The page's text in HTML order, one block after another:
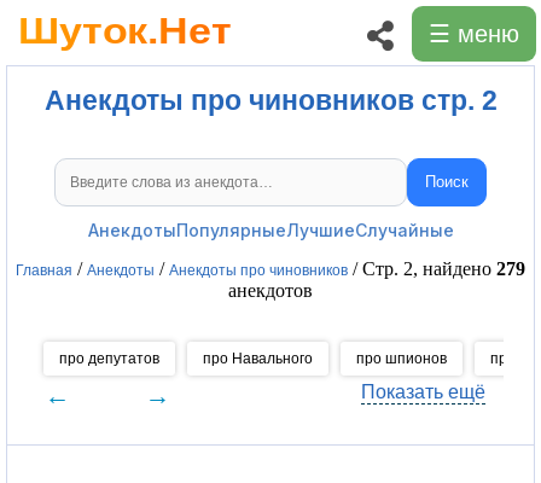
☰ меню
Анекдоты про чиновников стр. 2
Поиск анекдотов Поиск
АнекдотыПопулярныеЛучшиеСлучайные
Главная / Анекдоты / Анекдоты про чиновников / Стр. 2, найдено 279
анекдотов
про депутатов про Навального про шпионов про
← → Показать ещё